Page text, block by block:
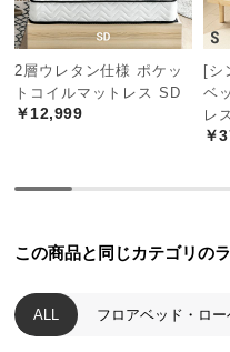
設
置
サ
ー
ビ
て
搬
2層ウレタン仕様 ポケッ
トコイルマットレス SD
￥12,999
[シ
ベ
レ
￥
この商品と同じカテゴリの
ALL フロアベッド・ロー